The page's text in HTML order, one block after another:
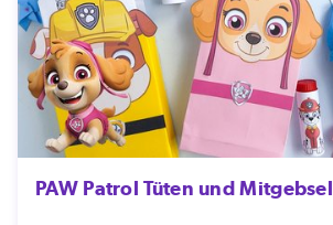
PAW Patrol Tüten und Mitgebsel